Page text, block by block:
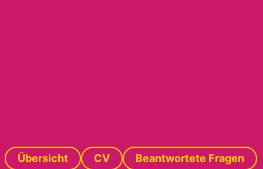
Übersicht CV Beantwortete Fragen